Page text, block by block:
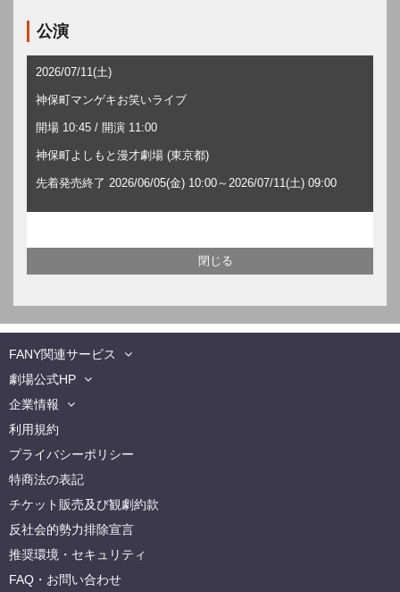
公演
2026/07/11(土)
神保町マンゲキお笑いライブ
開場 10:45 / 開演 11:00
神保町よしもと漫才劇場 (東京都)
先着発売終了 2026/06/05(金) 10:00～2026/07/11(土) 09:00
FANY関連サービス
劇場公式HP
企業情報
利用規約
プライバシーポリシー
特商法の表記
チケット販売及び観劇約款
反社会的勢力排除宣言
推奨環境・セキュリティ
FAQ・お問い合わせ